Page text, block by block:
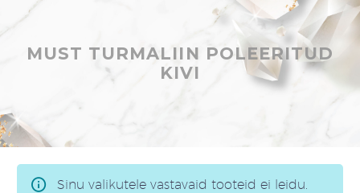
MUST TURMALIIN POLEERITUD
KIVI
Sinu valikutele vastavaid tooteid ei leidu.